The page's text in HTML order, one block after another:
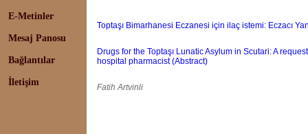
E-Metinler
Mesaj Panosu
Bağlantılar
İletişim
Toptaşı Bimarhanesi Eczanesi için ilaç istemi: Eczacı
Drugs for the Toptaşı Lunatic Asylum in Scutari: A
hospital pharmacist (Abstract)
Fatih Artvinli